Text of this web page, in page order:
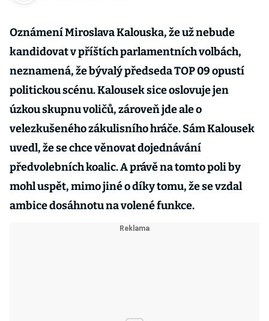
Oznámení Miroslava Kalouska, že už nebude
kandidovat v příštích parlamentních volbách,
neznamená, že bývalý předseda TOP 09 opustí
politickou scénu. Kalousek sice oslovuje jen
úzkou skupnu voličů, zároveň jde ale o
velezkušeného zákulisního hráče. Sám Kalousek
uvedl, že se chce věnovat dojednávání
předvolebních koalic. A právě na tomto poli by
mohl uspět, mimo jiné o díky tomu, že se vzdal
ambice dosáhnotu na volené funkce.